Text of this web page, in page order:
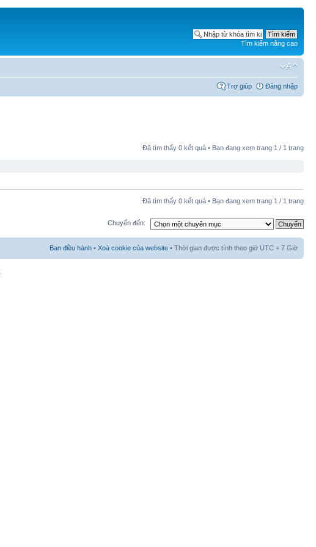
Tìm kiếm nâng cao
Trợ giúp Đăng nhập
Đã tìm thấy 0 kết quả • Bạn đang xem trang 1 / 1 trang
Đã tìm thấy 0 kết quả • Bạn đang xem trang 1 / 1 trang
Chuyển đến:
Ban điều hành • Xoá cookie của website • Thời gian được tính theo giờ UTC + 7 Giờ